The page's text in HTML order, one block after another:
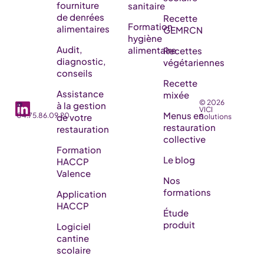
☎️
04.75.86.09.20
fourniture
de denrées
alimentaires
Audit,
diagnostic,
conseils
Assistance
à la gestion
de votre
restauration
Formation
HACCP
Valence
Application
HACCP
Logiciel
cantine
scolaire
sanitaire
Formation
hygiène
alimentaire
Recette
GEMRCN
Recettes
végétariennes
Recette
mixée
Menus en
restauration
collective
Le blog
Nos
formations
Étude
produit
© 2026
VICI
Solutions